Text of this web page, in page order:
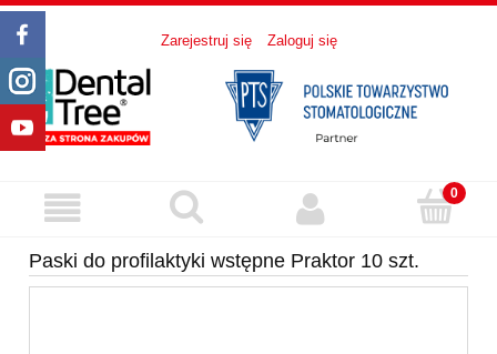
Zarejestruj się Zaloguj się
Paski do profilaktyki wstępne Praktor 10 szt.